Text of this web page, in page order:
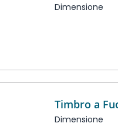
Dimensione
Timbro a
Dimensione